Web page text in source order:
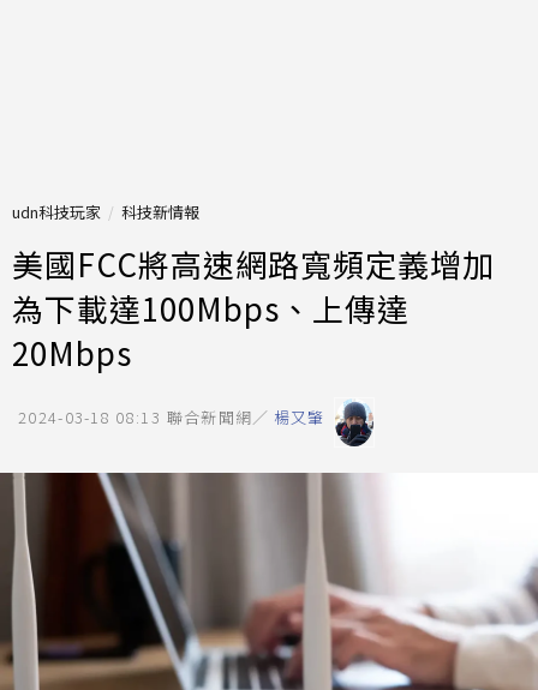
udn科技玩家 科技新情報
美國FCC將高速網路寬頻定義增加
為下載達100Mbps、上傳達
20Mbps
2024-03-18 08:13 聯合新聞網／ 楊又肇